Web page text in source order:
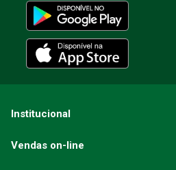
ENVIAR AVALIAÇÃO
Institucional
Vendas on-line